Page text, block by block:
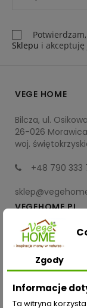
Sklepu i akceptuję
VEGE HOME
Bilcza, ul.
26-026 Morawica
woj.
+48 790 333
VEGEHOME.PL
INFORMACJE
ZAKUPY
Moje konto
Zgody
Informacje
Ta witryna